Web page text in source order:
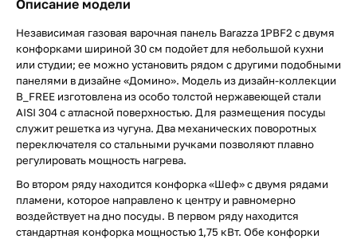
Описание модели
Независимая газовая варочная панель Barazza 1PBF2 с двумя
конфорками шириной 30 см подойет для небольшой кухни
или студии; ее можно установить рядом с другими подобными
панелями в дизайне «Домино». Модель из дизайн-коллекции
B_FREE изготовлена из особо толстой нержавеющей стали
AISI 304 с атласной поверхностью. Для размещения посуды
служит решетка из чугуна. Два механических поворотных
переключателя со стальными ручками позволяют плавно
регулировать мощность нагрева.
Во втором ряду находится конфорка «Шеф» с двумя рядами
пламени, которое направлено к центру и равномерно
воздействует на дно посуды. В первом ряду находится
стандартная конфорка мощностью 1,75 кВт. Обе конфорки